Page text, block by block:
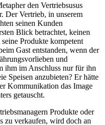
den Vertriebsusus
Der Vertrieb, in unserem
seinen Kunden
Blick betrachtet, keinen
Produkte kompetent
Gast entstanden, wenn der
und
ihm im Anschluss nur für ihn
Speisen anzubieten? Er hätte
Kommunikation das Image
getauscht.
Produkte oder
zu verkaufen, wird doch an